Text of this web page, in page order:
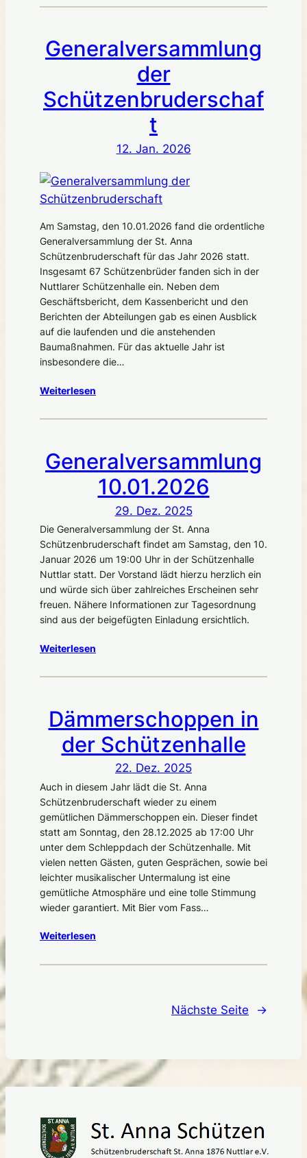
Generalversammlung
der
Schützenbruderschaf
t
12. Jan. 2026
Am Samstag, den 10.01.2026 fand die ordentliche
Generalversammlung der St. Anna
Schützenbruderschaft für das Jahr 2026 statt.
Insgesamt 67 Schützenbrüder fanden sich in der
Nuttlarer Schützenhalle ein. Neben dem
Geschäftsbericht, dem Kassenbericht und den
Berichten der Abteilungen gab es einen Ausblick
auf die laufenden und die anstehenden
Baumaßnahmen. Für das aktuelle Jahr ist
insbesondere die…
Weiterlesen
Generalversammlung
10.01.2026
29. Dez. 2025
Die Generalversammlung der St. Anna
Schützenbruderschaft findet am Samstag, den 10.
Januar 2026 um 19:00 Uhr in der Schützenhalle
Nuttlar statt. Der Vorstand lädt hierzu herzlich ein
und würde sich über zahlreiches Erscheinen sehr
freuen. Nähere Informationen zur Tagesordnung
sind aus der beigefügten Einladung ersichtlich.
Weiterlesen
Dämmerschoppen in
der Schützenhalle
22. Dez. 2025
Auch in diesem Jahr lädt die St. Anna
Schützenbruderschaft wieder zu einem
gemütlichen Dämmerschoppen ein. Dieser findet
statt am Sonntag, den 28.12.2025 ab 17:00 Uhr
unter dem Schleppdach der Schützenhalle. Mit
vielen netten Gästen, guten Gesprächen, sowie bei
leichter musikalischer Untermalung ist eine
gemütliche Atmosphäre und eine tolle Stimmung
wieder garantiert. Mit Bier vom Fass…
Weiterlesen
Nächste Seite →